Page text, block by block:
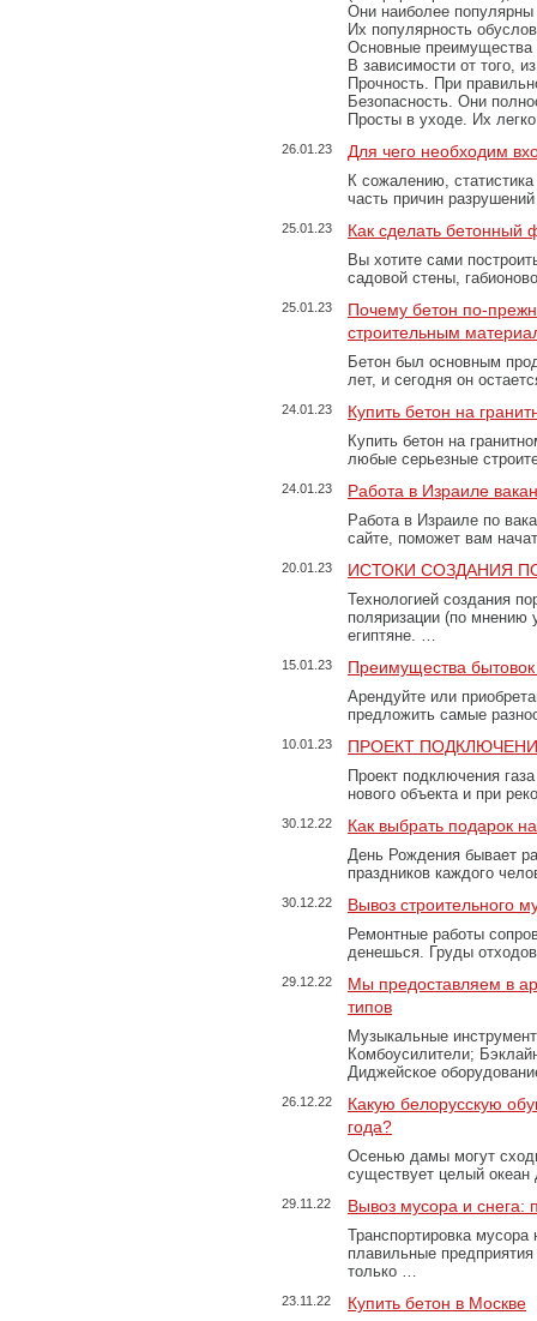
Они наиболее популярны
Их популярность
Основные преимущества
В зависимости от того,
Прочность. При
Безопасность. Они
Просты в уходе. Их
26.01.23 Для чего необходим
К сожалению,
часть причин
25.01.23 Как сделать бетонный
Вы хотите сами
садовой стены,
25.01.23
Почему бетон по-
строительным
Бетон был основным
лет, и сегодня он
24.01.23 Купить бетон на
Купить бетон на
любые серьезные
24.01.23 Работа в Израиле
Работа в Израиле по
сайте, поможет вам
20.01.23 ИСТОКИ СОЗДАНИЯ
Технологией создания
поляризации (по
египтяне. …
15.01.23 Преимущества
Арендуйте или
предложить самые
10.01.23 ПРОЕКТ
Проект подключения
нового объекта и при
30.12.22 Как выбрать подарок
День Рождения бывает
праздников каждого
30.12.22 Вывоз строительного
Ремонтные работы
денешься. Груды
29.12.22
Мы предоставляем в
типов
Музыкальные
Комбоусилители;
Диджейское
26.12.22
Какую белорусскую
года?
Осенью дамы могут
существует целый
29.11.22 Вывоз мусора и
Транспортировка
плавильные
только …
23.11.22 Купить бетон в Москве